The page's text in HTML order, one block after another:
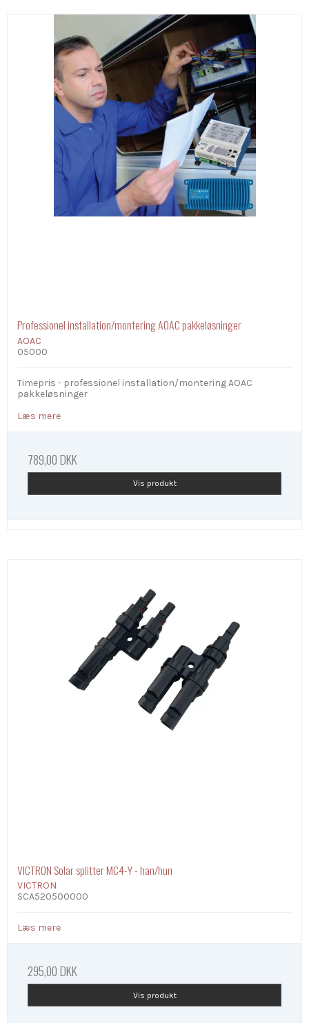
Professionel installation/montering AOAC pakkeløsninger
AOAC
05000
Timepris - professionel installation/montering AOAC
pakkeløsninger
Læs mere
789,00 DKK
Vis produkt
VICTRON Solar splitter MC4-Y - han/hun
VICTRON
SCA520500000
Læs mere
295,00 DKK
Vis produkt